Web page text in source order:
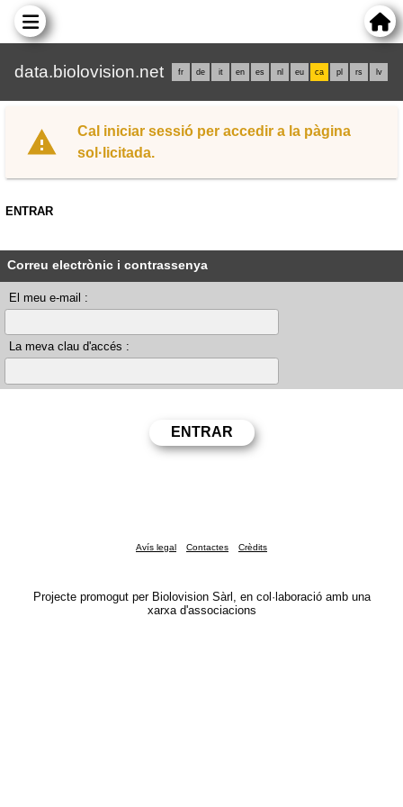
data.biolovision.net fr de it en es nl eu ca pl rs lv
Cal iniciar sessió per accedir a la pàgina
sol·licitada.
ENTRAR
Correu electrònic i contrassenya
El meu e-mail :
La meva clau d'accés :
Avís legal Contactes Crèdits
Projecte promogut per Biolovision Sàrl, en col·laboració amb una
xarxa d'associacions